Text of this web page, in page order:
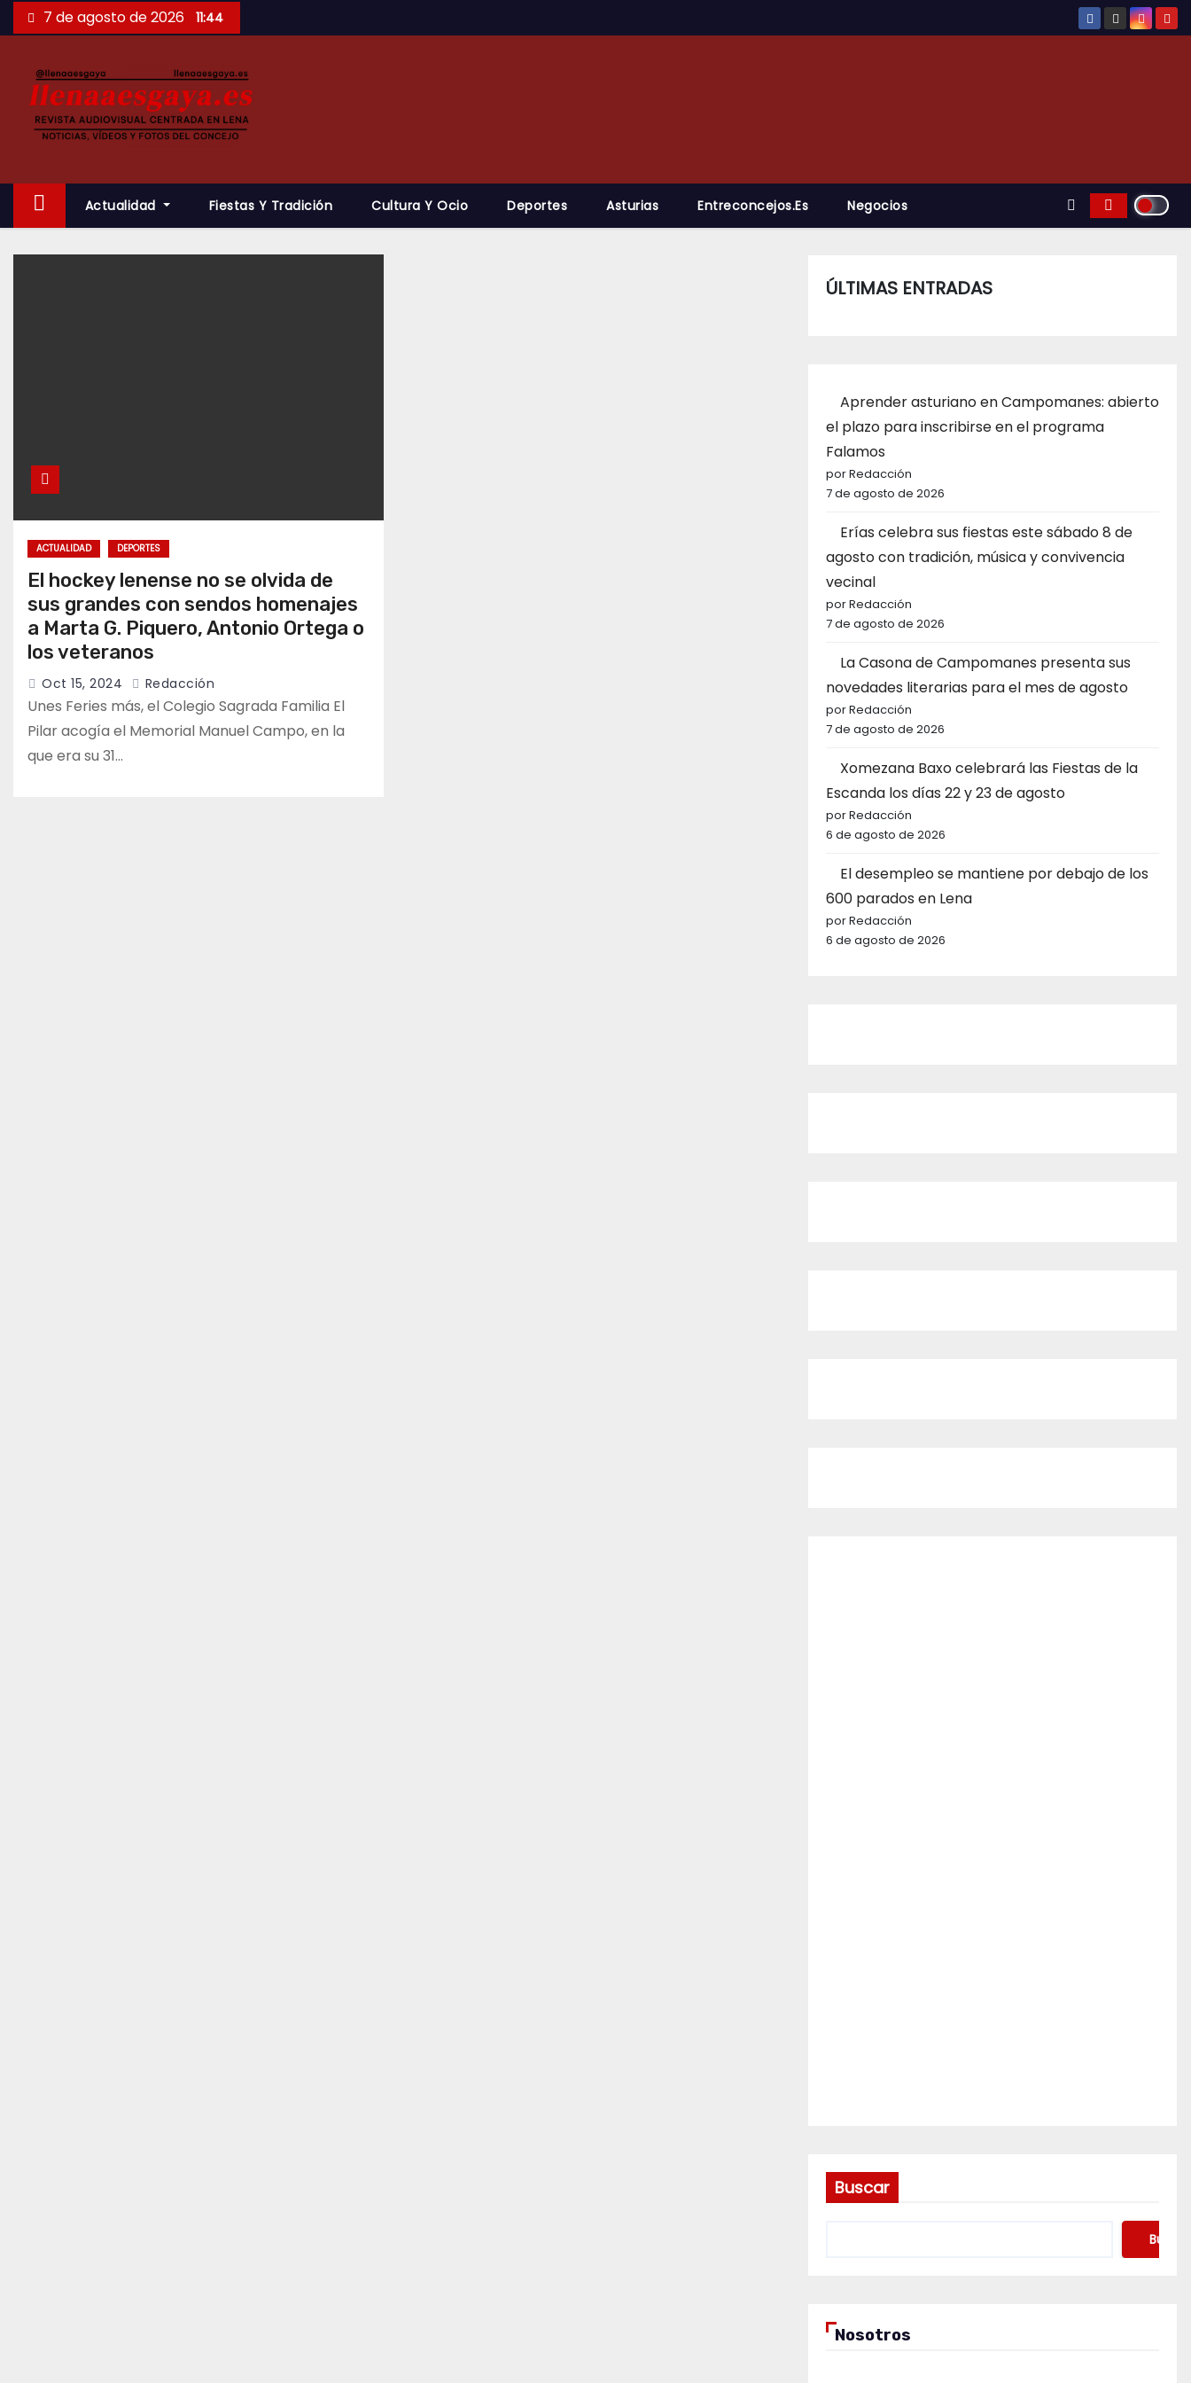
Saltar
al
7 de agosto de 2026 11:44
Actualidad Fiestas Y Tradición Cultura Y Ocio Deportes Asturias Entreconcejos.es Negocios
ACTUALIDAD DEPORTES
El hockey lenense no se olvida de
sus grandes con sendos homenajes
a Marta G. Piquero, Antonio Ortega o
los veteranos
Oct 15, 2024 Redacción
Unes Feries más, el Colegio Sagrada Familia El
Pilar acogía el Memorial Manuel Campo, en la
que era su 31…
ÚLTIMAS ENTRADAS
Aprender asturiano en Campomanes: abierto
el plazo para inscribirse en el programa
Falamos
por Redacción
7 de agosto de 2026
Erías celebra sus fiestas este sábado 8 de
agosto con tradición, música y convivencia
vecinal
por Redacción
7 de agosto de 2026
La Casona de Campomanes presenta sus
novedades literarias para el mes de agosto
por Redacción
7 de agosto de 2026
Xomezana Baxo celebrará las Fiestas de la
Escanda los días 22 y 23 de agosto
por Redacción
6 de agosto de 2026
El desempleo se mantiene por debajo de los
600 parados en Lena
por Redacción
6 de agosto de 2026
Buscar
Buscar
Nosotros